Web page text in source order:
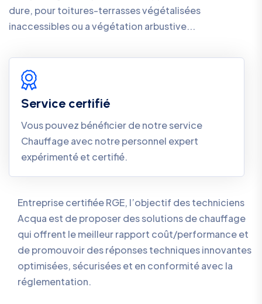
dure, pour toitures-terrasses végétalisées
inaccessibles ou a végétation arbustive...
Service certifié
Vous pouvez bénéficier de notre service
Chauffage avec notre personnel expert
expérimenté et certifié.
Entreprise certifiée RGE, l’objectif des techniciens
Acqua est de proposer des solutions de chauffage
qui offrent le meilleur rapport coût/performance et
de promouvoir des réponses techniques innovantes
optimisées, sécurisées et en conformité avec la
réglementation.